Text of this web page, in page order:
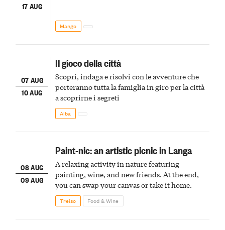
17 AUG
Mango
07 AUG
10 AUG
Il gioco della città
Scopri, indaga e risolvi con le avventure che
porteranno tutta la famiglia in giro per la città
a scoprirne i segreti
Alba
08 AUG
09 AUG
Paint-nic: an artistic picnic in Langa
A relaxing activity in nature featuring
painting, wine, and new friends. At the end,
you can swap your canvas or take it home.
Treiso Food & Wine